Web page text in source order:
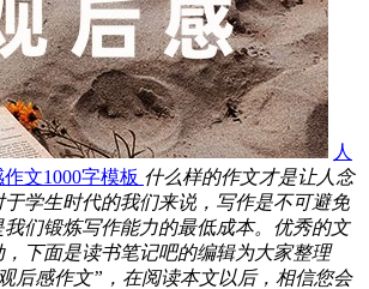
人
文1000字模板 什么样的作文才是让人念
于学生时代的我们来说，写作是不可避免
们锻炼写作能力的最低成本。优秀的文
，下面是读书笔记吧的编辑为大家整理
后感作文”，在阅读本文以后，相信您会